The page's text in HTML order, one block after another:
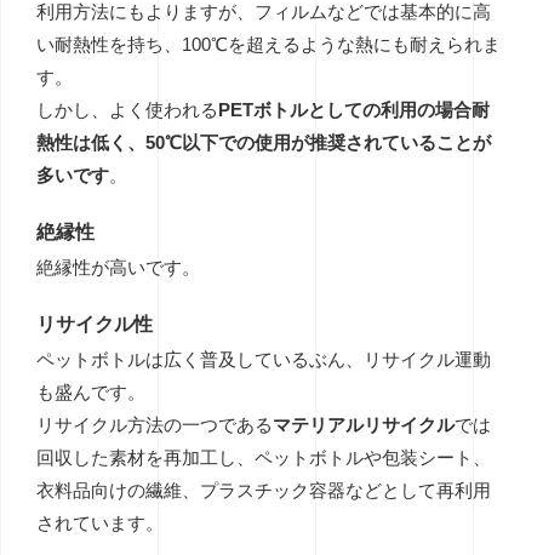
利用方法にもよりますが、フィルムなどでは基本的に高
い耐熱性を持ち、100℃を超えるような熱にも耐えられま
す。
しかし、よく使われるPETボトルとしての利用の場合耐
熱性は低く、50℃以下での使用が推奨されていることが
多いです。
絶縁性
絶縁性が高いです。
リサイクル性
ペットボトルは広く普及しているぶん、リサイクル運動
も盛んです。
リサイクル方法の一つであるマテリアルリサイクルでは
回収した素材を再加工し、ペットボトルや包装シート、
衣料品向けの繊維、プラスチック容器などとして再利用
されています。